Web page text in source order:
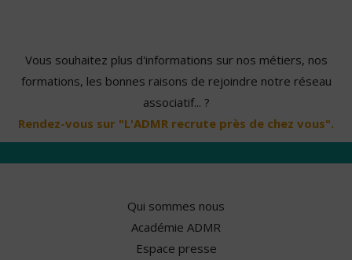
Vous souhaitez plus d'informations sur nos métiers, nos
formations, les bonnes raisons de rejoindre notre réseau
associatif... ?
Rendez-vous sur "L'ADMR recrute près de chez vous".
Qui sommes nous
Académie ADMR
Espace presse